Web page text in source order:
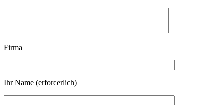
Firma
Ihr Name (erforderlich)